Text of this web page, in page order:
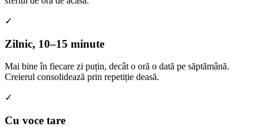
✓
Zilnic, 10–15 minute
Mai bine în fiecare zi puțin, decât o oră o dată pe săptămână.
Creierul consolidează prin repetiție deasă.
✓
Cu voce tare